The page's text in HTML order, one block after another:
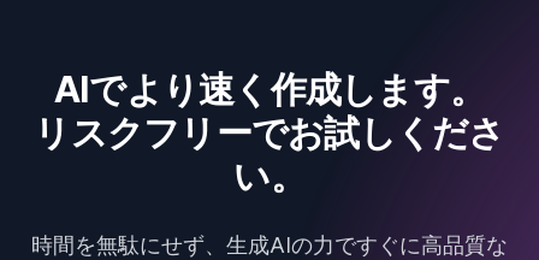
AIでより速く作成します。
リスクフリーでお試しくださ
い。
時間を無駄にせず、生成AIの力ですぐに高品質な